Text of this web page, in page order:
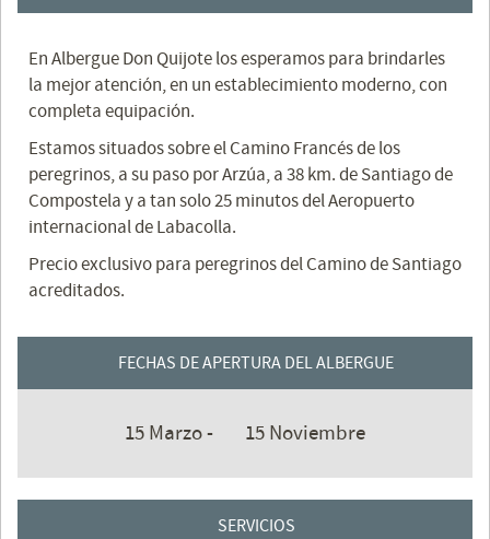
En Albergue Don Quijote los esperamos para brindarles
la mejor atención, en un establecimiento moderno, con
completa equipación.
Estamos situados sobre el Camino Francés de los
peregrinos, a su paso por Arzúa, a 38 km. de Santiago de
Compostela y a tan solo 25 minutos del Aeropuerto
internacional de Labacolla.
Precio exclusivo para peregrinos del Camino de Santiago
acreditados.
FECHAS DE APERTURA DEL ALBERGUE
15 Marzo - 15 Noviembre
SERVICIOS